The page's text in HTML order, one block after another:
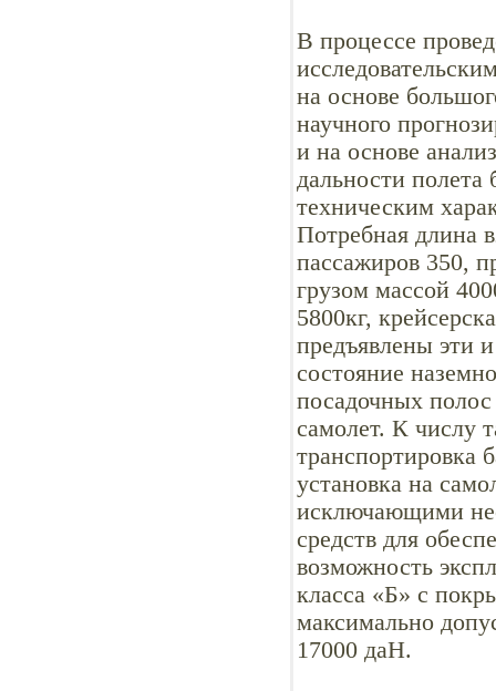
В процессе
на основе
научного
и на основе
дальности
техническим
Потребная длина
пассажиров 350,
грузом массой
5800кг,
предъявлены эти
состояние
посадочных полос
самолет. К числу
транспортировка
установка на
исключающими
средств для
возможность
класса «Б» с
максимально
17000 даН.